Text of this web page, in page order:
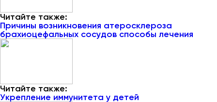
Читайте также:
Причины возникновения атеросклероза
брахиоцефальных сосудов способы лечения
Читайте также:
Укрепление иммунитета у детей